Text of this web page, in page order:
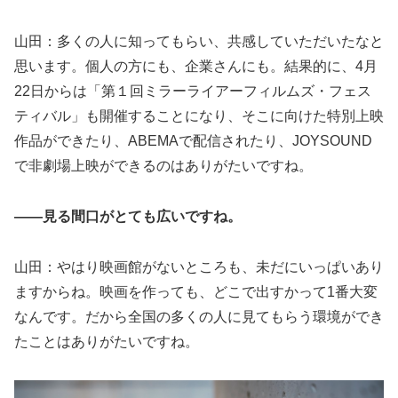
山田：多くの人に知ってもらい、共感していただいたなと
思います。個人の方にも、企業さんにも。結果的に、4月
22日からは「第１回ミラーライアーフィルムズ・フェス
ティバル」も開催することになり、そこに向けた特別上映
作品ができたり、ABEMAで配信されたり、JOYSOUND
で非劇場上映ができるのはありがたいですね。
――見る間口がとても広いですね。
山田：やはり映画館がないところも、未だにいっぱいあり
ますからね。映画を作っても、どこで出すかって1番大変
なんです。だから全国の多くの人に見てもらう環境ができ
たことはありがたいですね。